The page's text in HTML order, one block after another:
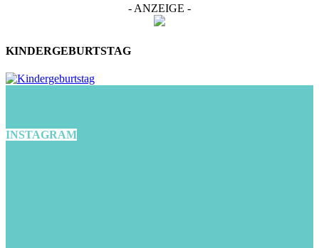
- ANZEIGE -
KINDERGEBURTSTAG
INSTAGRAM